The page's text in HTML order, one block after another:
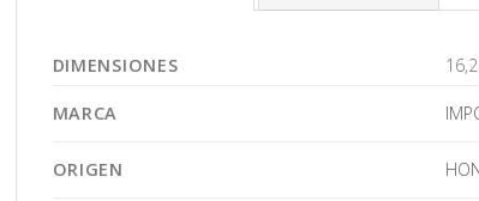
DIMENSIONES
MARCA
ORIGEN